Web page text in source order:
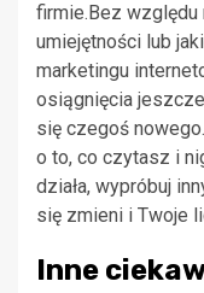
firmie.Bez względu
umiejętności lub
marketingu
osiągnięcia
się czegoś
o to, co czytasz i
działa, wypróbuj
się zmieni i Twoje
Inne